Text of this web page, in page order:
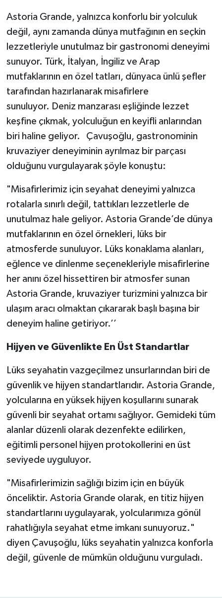
Astoria Grande, yalnızca konforlu bir yolculuk
değil, aynı zamanda dünya mutfağının en seçkin
lezzetleriyle unutulmaz bir gastronomi deneyimi
sunuyor. Türk, İtalyan, İngiliz ve Arap
mutfaklarının en özel tatları, dünyaca ünlü şefler
tarafından hazırlanarak misafirlere
sunuluyor. Deniz manzarası eşliğinde lezzet
keşfine çıkmak, yolculuğun en keyifli anlarından
biri haline geliyor. Çavuşoğlu, gastronominin
kruvaziyer deneyiminin ayrılmaz bir parçası
olduğunu vurgulayarak şöyle konuştu:
"Misafirlerimiz için seyahat deneyimi yalnızca
rotalarla sınırlı değil, tattıkları lezzetlerle de
unutulmaz hale geliyor. Astoria Grande’de dünya
mutfaklarının en özel örnekleri, lüks bir
atmosferde sunuluyor. Lüks konaklama alanları,
eğlence ve dinlenme seçenekleriyle misafirlerine
her anını özel hissettiren bir atmosfer sunan
Astoria Grande, kruvaziyer turizmini yalnızca bir
ulaşım aracı olmaktan çıkararak başlı başına bir
deneyim haline getiriyor.’’
Hijyen ve Güvenlikte En Üst Standartlar
Lüks seyahatin vazgeçilmez unsurlarından biri de
güvenlik ve hijyen standartlarıdır. Astoria Grande,
yolcularına en yüksek hijyen koşullarını sunarak
güvenli bir seyahat ortamı sağlıyor. Gemideki tüm
alanlar düzenli olarak dezenfekte edilirken,
eğitimli personel hijyen protokollerini en üst
seviyede uyguluyor.
"Misafirlerimizin sağlığı bizim için en büyük
önceliktir. Astoria Grande olarak, en titiz hijyen
standartlarını uygulayarak, yolcularımıza gönül
rahatlığıyla seyahat etme imkanı sunuyoruz."
diyen Çavuşoğlu, lüks seyahatin yalnızca konforla
değil, güvenle de mümkün olduğunu vurguladı.